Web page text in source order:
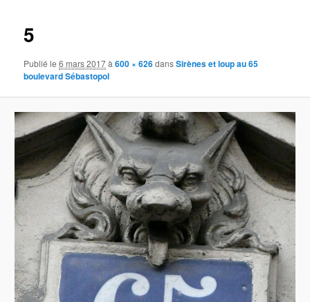
5
Publié le6 mars 2017à600 × 626dansSirènes et loup au 65
boulevard Sébastopol